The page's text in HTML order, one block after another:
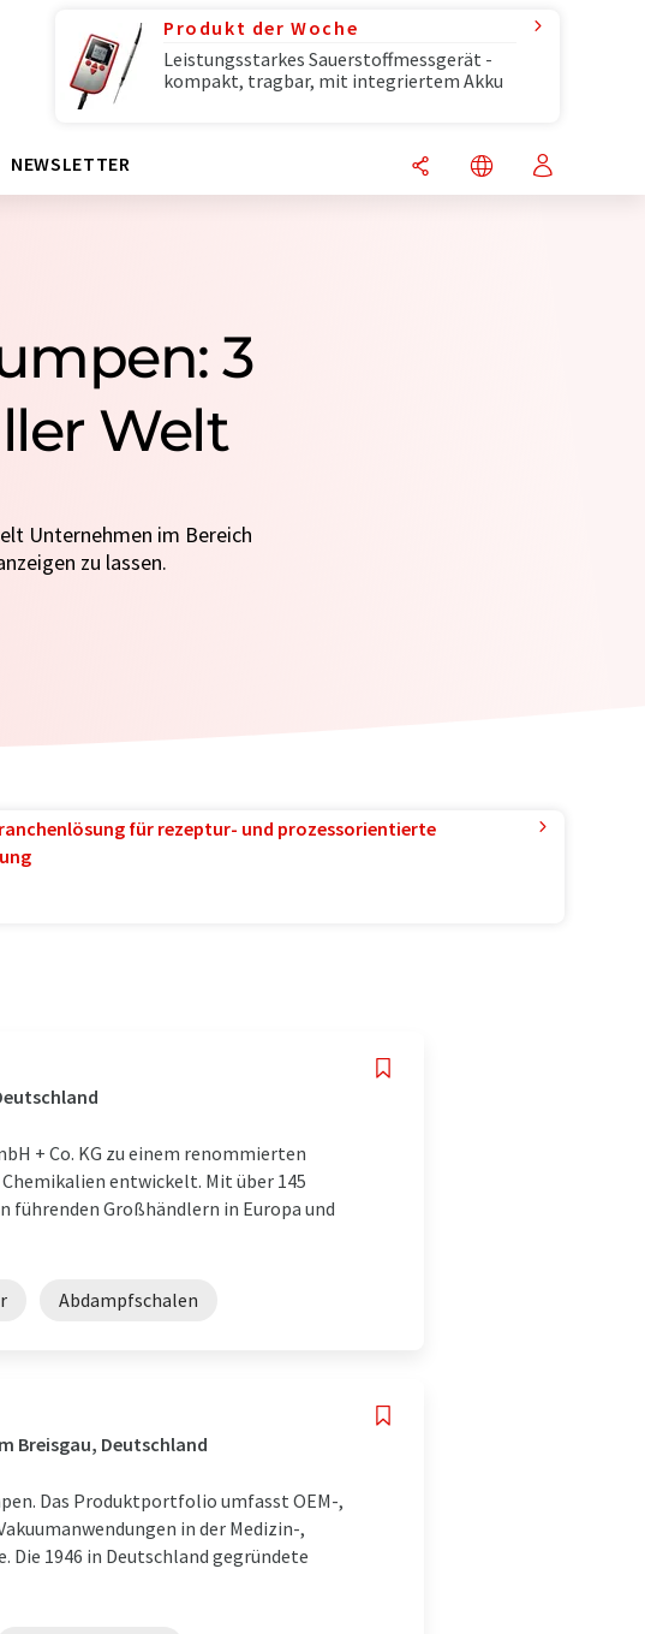
Produkt der Woche
Leistungsstarkes Sauerstoffmessgerät -
kompakt, tragbar, mit integriertem Akku
NEWSLETTER
3
Welt
Unternehmen im Bereich
zu lassen.
für rezeptur- und prozessorientierte
+ Co. KG zu einem renommierten
entwickelt. Mit über 145
führenden Großhändlern in Europa und
Abdampfschalen
Breisgau, Deutschland
Das Produktportfolio umfasst OEM-,
in der Medizin-,
1946 in Deutschland gegründete